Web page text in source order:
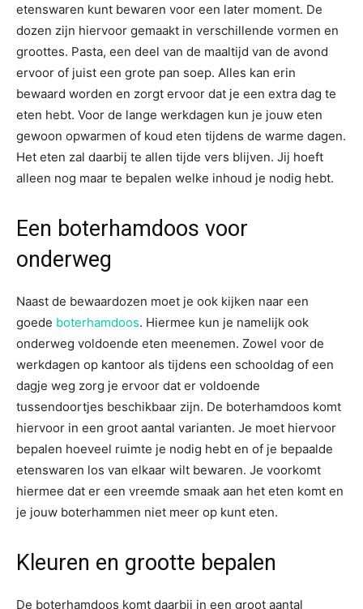
etenswaren kunt bewaren voor een later moment. De
dozen zijn hiervoor gemaakt in verschillende vormen en
groottes. Pasta, een deel van de maaltijd van de avond
ervoor of juist een grote pan soep. Alles kan erin
bewaard worden en zorgt ervoor dat je een extra dag te
eten hebt. Voor de lange werkdagen kun je jouw eten
gewoon opwarmen of koud eten tijdens de warme dagen.
Het eten zal daarbij te allen tijde vers blijven. Jij hoeft
alleen nog maar te bepalen welke inhoud je nodig hebt.
Een boterhamdoos voor
onderweg
Naast de bewaardozen moet je ook kijken naar een
goede boterhamdoos. Hiermee kun je namelijk ook
onderweg voldoende eten meenemen. Zowel voor de
werkdagen op kantoor als tijdens een schooldag of een
dagje weg zorg je ervoor dat er voldoende
tussendoortjes beschikbaar zijn. De boterhamdoos komt
hiervoor in een groot aantal varianten. Je moet hiervoor
bepalen hoeveel ruimte je nodig hebt en of je bepaalde
etenswaren los van elkaar wilt bewaren. Je voorkomt
hiermee dat er een vreemde smaak aan het eten komt en
je jouw boterhammen niet meer op kunt eten.
Kleuren en grootte bepalen
De boterhamdoos komt daarbij in een groot aantal